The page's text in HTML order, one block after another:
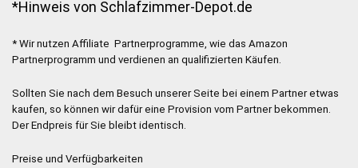
*Hinweis von Schlafzimmer-Depot.de
* Wir nutzen Affiliate Partnerprogramme, wie das Amazon
Partnerprogramm und verdienen an qualifizierten Käufen.
Sollten Sie nach dem Besuch unserer Seite bei einem Partner etwas
kaufen, so können wir dafür eine Provision vom Partner bekommen.
Der Endpreis für Sie bleibt identisch.
Preise und Verfügbarkeiten